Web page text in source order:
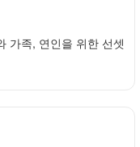
가족, 연인을 위한 선셋